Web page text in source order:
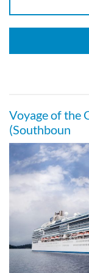
Voyage of the
(Southboun